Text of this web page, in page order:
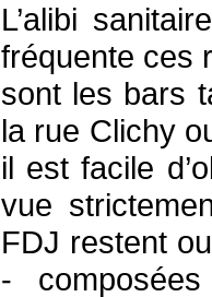
L’alibi
fréquente ces
sont les bars
la rue Clichy
il est facile
vue
FDJ restent
-